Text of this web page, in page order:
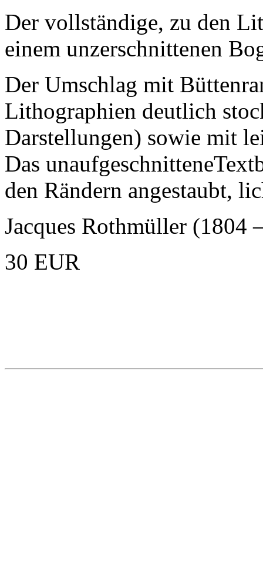
Der vollständige, zu den
einem unzerschnittenen
Der Umschlag mit
Lithographien deutlich
Darstellungen) sowie mit
Das
den Rändern angestaubt,
Jacques Rothmüller (1804
30 EUR